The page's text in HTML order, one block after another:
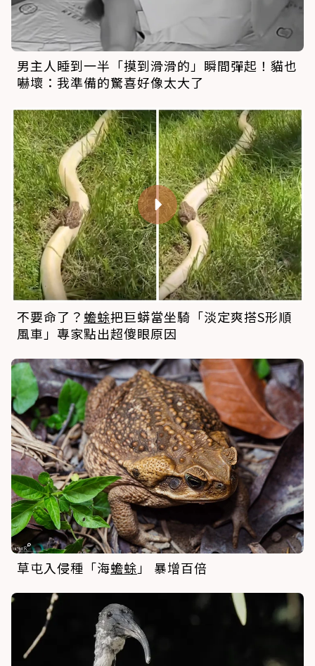
男主人睡到一半「摸到滑滑的」瞬間彈起！貓也
嚇壞：我準備的驚喜好像太大了
不要命了？ 蟾蜍把巨蟒當坐騎「淡定爽搭S形順
風車」專家點出超傻眼原因
草屯入侵種「海蟾蜍」 暴增百倍